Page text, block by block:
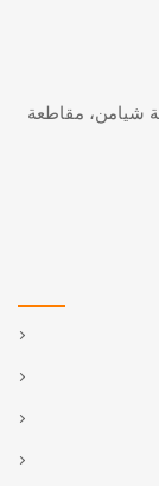
شيامن، مقاطعة